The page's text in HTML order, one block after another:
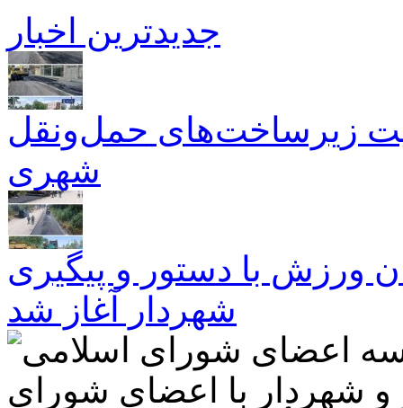
جدیدترین اخبار
زیرساخت‌های حمل‌ونقل
شهری
ورزش با دستور و پیگیری
شهردار آغاز شد